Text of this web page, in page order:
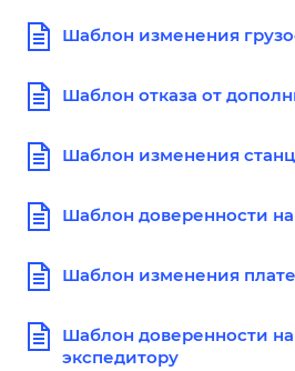
Шаблон изменения
Шаблон отказа от
Шаблон изменения
Шаблон доверенности
Шаблон изменения
Шаблон доверенности на
экспедитору